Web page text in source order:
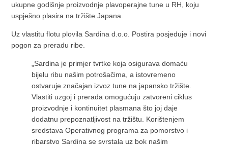
ukupne godišnje proizvodnje plavoperajne tune u RH, koju
uspješno plasira na tržište Japana.
Uz vlastitu flotu plovila Sardina d.o.o. Postira posjeduje i novi
pogon za preradu ribe.
„Sardina je primjer tvrtke koja osigurava domaću
bijelu ribu našim potrošačima, a istovremeno
ostvaruje značajan izvoz tune na japansko tržište.
Vlastiti uzgoj i prerada omogućuju zatvoreni ciklus
proizvodnje i kontinuitet plasmana što joj daje
dodatnu prepoznatljivost na tržištu. Korištenjem
sredstava Operativnog programa za pomorstvo i
ribarstvo Sardina se svrstala uz bok našim